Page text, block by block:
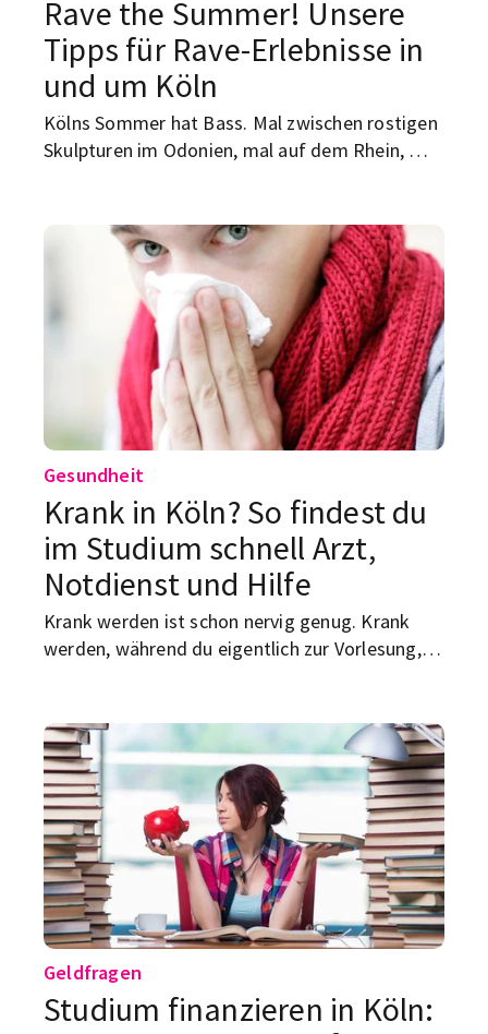
Rave the Summer! Unsere
Tipps für Rave-Erlebnisse in
und um Köln
Kölns Sommer hat Bass. Mal zwischen rostigen
Skulpturen im Odonien, mal auf dem Rhein, mal
Erlebnisse sich für Studierende wirklich lohnen –
nicht nach Hype sortiert, sondern nach Sound,
Location, Anfahrt und dem Gefühl, danach mehr
erlebt zu haben als nur eine weitere Clubnacht.
Gesundheit
Krank in Köln? So findest du
im Studium schnell Arzt,
Notdienst und Hilfe
Krank werden ist schon nervig genug. Krank
werden, während du eigentlich zur Vorlesung,
im Krankheitsfall schneller die richtige
Anlaufstelle zu finden. Ohne Panik. Ohne
medizinisches Rätselraten. Und ohne nachts um
halb eins „Arzt Köln dringend“ in zehn Tabs zu
googeln.
Geldfragen
Studium finanzieren in Köln: